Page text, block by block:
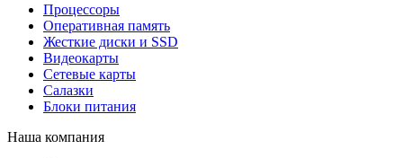
Процессоры
Оперативная память
Жесткие диски и SSD
Видеокарты
Сетевые карты
Салазки
Блоки питания
Наша компания